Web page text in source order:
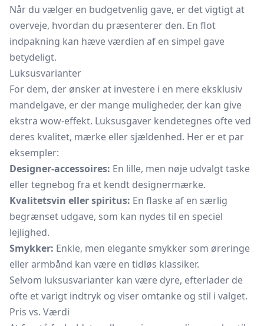
Når du vælger en budgetvenlig gave, er det vigtigt at
overveje, hvordan du præsenterer den. En flot
indpakning kan hæve værdien af en simpel gave
betydeligt.
Luksusvarianter
For dem, der ønsker at investere i en mere eksklusiv
mandelgave, er der mange muligheder, der kan give
ekstra wow-effekt. Luksusgaver kendetegnes ofte ved
deres kvalitet, mærke eller sjældenhed. Her er et par
eksempler:
Designer-accessoires: En lille, men nøje udvalgt taske
ellertegnebog fra et kendt designermærke.
Kvalitetsvin eller spiritus: En flaske af en særlig
begrænset udgave, som kan nydes til en speciel
lejlighed.
Smykker: Enkle, men elegante smykker som øreringe
eller armbånd kan være en tidløs klassiker.
Selvom luksusvarianter kan være dyre, efterlader de
ofte et varigt indtryk og viser omtanke og stil i valget.
Pris vs. Værdi